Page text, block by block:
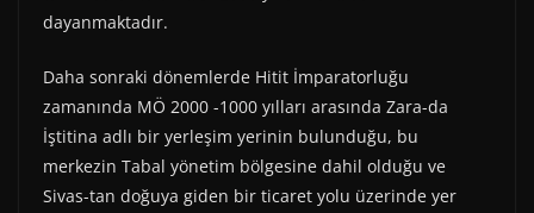
dayanmaktadır.
Daha sonraki dönemlerde Hitit İmparatorluğu
zamanında MÖ 2000 -1000 yılları arasında Zara-da
İştitina adlı bir yerleşim yerinin bulunduğu, bu
merkezin Tabal yönetim bölgesine dahil olduğu ve
Sivas-tan doğuya giden bir ticaret yolu üzerinde yer